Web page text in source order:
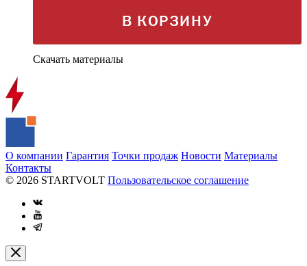
В КОРЗИНУ
Скачать материалы
О компании Гарантия Точки продаж Новости Материалы
Контакты
© 2026 STARTVOLT Пользовательское соглашение